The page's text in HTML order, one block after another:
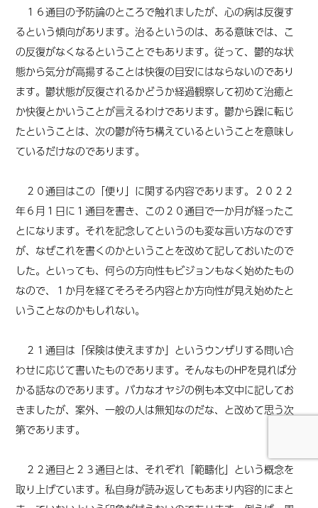
１６通目の予防論のところで触れましたが、心の病は反復す
るという傾向があります。治るというのは、ある意味では、こ
の反復がなくなるということでもあります。従って、鬱的な状
態から気分が高揚することは快復の目安にはならないのであり
ます。鬱状態が反復されるかどうか経過観察して初めて治癒と
か快復とかいうことが言えるわけであります。鬱から躁に転じ
たということは、次の鬱が待ち構えているということを意味し
ているだけなのであります。
２０通目はこの「便り」に関する内容であります。２０２２
年６月１日に１通目を書き、この２０通目で一か月が経ったこ
とになります。それを記念してというのも変な言い方なのです
が、なぜこれを書くのかということを改めて記しておいたので
した。といっても、何らの方向性もビジョンもなく始めたもの
なので、１か月を経てそろそろ内容とか方向性が見え始めたと
いうことなのかもしれない。
２１通目は「保険は使えますか」というウンザリする問い合
わせに応じて書いたものであります。そんなものHPを見れば分
かる話なのであります。バカなオヤジの例も本文中に記してお
きましたが、案外、一般の人は無知なのだな、と改めて思う次
第であります。
２２通目と２３通目とは、それぞれ「範疇化」という概念を
取り上げています。私自身が読み返してもあまり内容的にまと